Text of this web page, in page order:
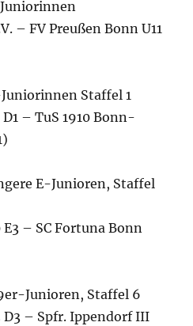
– FV Preußen Bonn U11
Staffel 1
– TuS 1910 Bonn-
E-Junioren, Staffel
E3 – SC Fortuna Bonn
Junioren, Staffel 6
D3 – Spfr. Ippendorf III